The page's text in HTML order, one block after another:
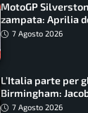
MotoGP
zampata: Aprilia
costretto al Q1
7 Agosto 2026
L’Italia parte per
Birmingham:
Battocletti
7 Agosto 2026